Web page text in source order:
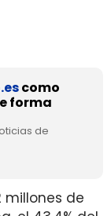
como
forma
de
millones de